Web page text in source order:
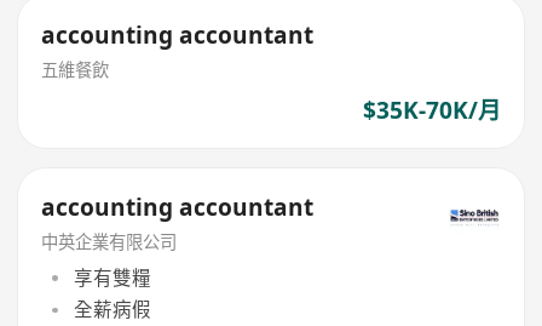
accounting accountant
五維餐飲
$35K-70K/月
accounting accountant
中英企業有限公司
享有雙糧
全薪病假